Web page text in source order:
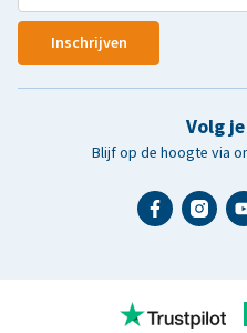
Inschrijven
Volg
Blijf op de hoogte via